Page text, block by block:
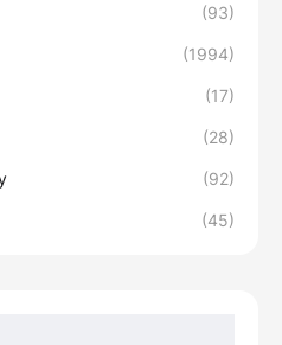
(93)
(1994)
(17)
(28)
(92)
(45)